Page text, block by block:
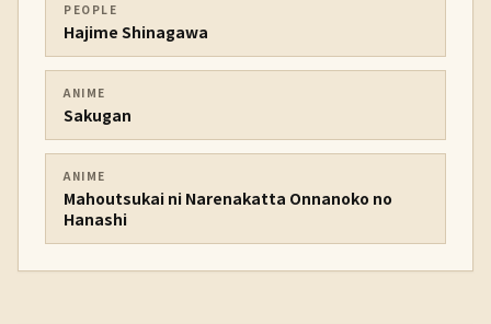
PEOPLE
Hajime Shinagawa
ANIME
Sakugan
ANIME
Mahoutsukai ni Narenakatta Onnanoko no
Hanashi